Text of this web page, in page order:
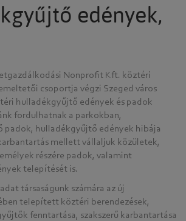
edények,
Nonprofit Kft. köztéri
csoportja végzi Szeged város
hulladékgyűjtő edények és padok
fordulhatnak a parkokban,
padok, hulladékgyűjtő edények hibája
mellett vállaljuk közületek,
részére padok, valamint
telepítését is.
társaságunk számára az új
telepített köztéri berendezések,
fenntartása, szakszerű karbantartása